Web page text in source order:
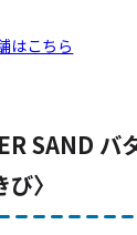
はこちら
SAND バ
〉